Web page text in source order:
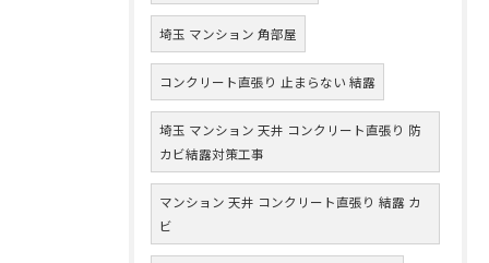
埼玉 マンション 角部屋
コンクリート直張り 止まらない 結露
埼玉 マンション 天井 コンクリート直張り 防
カビ結露対策工事
マンション 天井 コンクリート直張り 結露 カ
ビ